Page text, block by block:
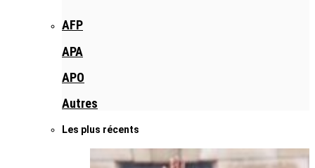
AFP
APA
APO
Autres
Les plus récents